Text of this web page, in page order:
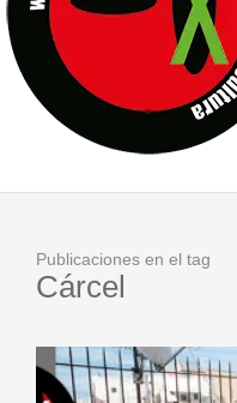
[EL SER
ENTREVISTA A
ARRABAL,
Publicaciones en el tag
Cárcel